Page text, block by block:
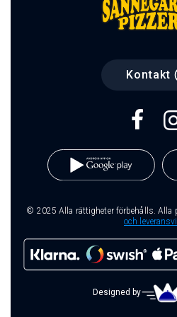
Kontakt
© 2025 Alla rättigheter förbehålls. Alla
och
Designed by